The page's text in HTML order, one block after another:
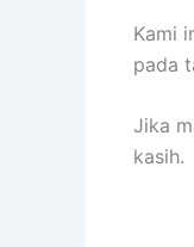
Kami
pada
Jika
kasih.